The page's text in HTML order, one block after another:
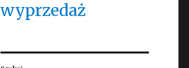
wyprzedaż